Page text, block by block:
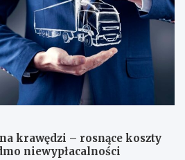
krawędzi – rosnące koszty
niewypłacalności